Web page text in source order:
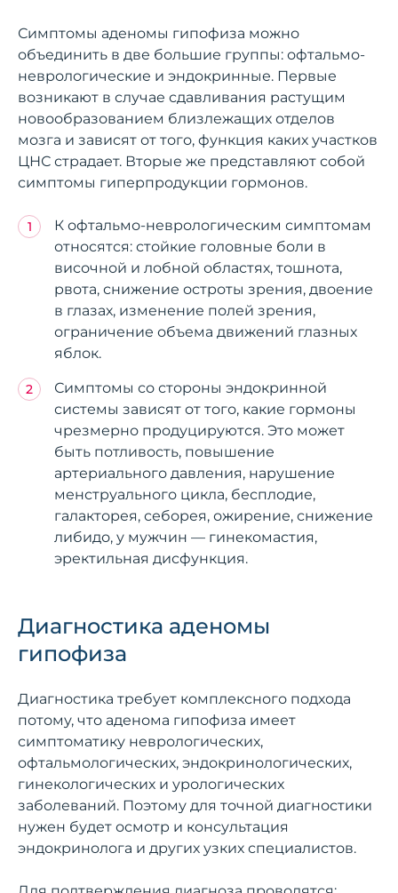
Симптомы аденомы гипофиза можно
объединить в две большие группы: офтальмо-
неврологические и эндокринные. Первые
возникают в случае сдавливания растущим
новообразованием близлежащих отделов
мозга и зависят от того, функция каких участков
ЦНС страдает. Вторые же представляют собой
симптомы гиперпродукции гормонов.
К офтальмо-неврологическим симптомам
относятся: стойкие головные боли в
височной и лобной областях, тошнота,
рвота, снижение остроты зрения, двоение
в глазах, изменение полей зрения,
ограничение объема движений глазных
яблок.
Симптомы со стороны эндокринной
системы зависят от того, какие гормоны
чрезмерно продуцируются. Это может
быть потливость, повышение
артериального давления, нарушение
менструального цикла, бесплодие,
галакторея, себорея, ожирение, снижение
либидо, у мужчин — гинекомастия,
эректильная дисфункция.
Диагностика аденомы
гипофиза
Диагностика требует комплексного подхода
потому, что аденома гипофиза имеет
симптоматику неврологических,
офтальмологических, эндокринологических,
гинекологических и урологических
заболеваний. Поэтому для точной диагностики
нужен будет осмотр и консультация
эндокринолога и других узких специалистов.